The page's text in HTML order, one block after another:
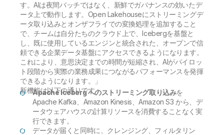
す。AIは夜間バッチではなく、新鮮でガバナンスの効いたデ
ータ上で動作します。Open Lakehouseにストリーミングデ
ータ取り込みとオンザフライでの変換処理を追加すること
で、チームは自分たちのクラウド上で、Icebergを基盤と
し、既に使用しているエンジンと統合された、オープンで信
頼できる企業データ基盤にアクセスできるようになります。
これにより、意思決定までの時間が短縮され、AIがパイロッ
ト段階から実際の業務成果につながるパフォーマンスを発揮
できるようになります。」
新機能は以下の通りです：
Apache Iceberg へのストリーミング取り込みを
Apache Kafka、Amazon Kinesis、Amazon S3 から、デ
ータウェアハウスの計算リソースを消費することなく実
行できます。
データが届くと同時に、クレンジング、フィルタリン